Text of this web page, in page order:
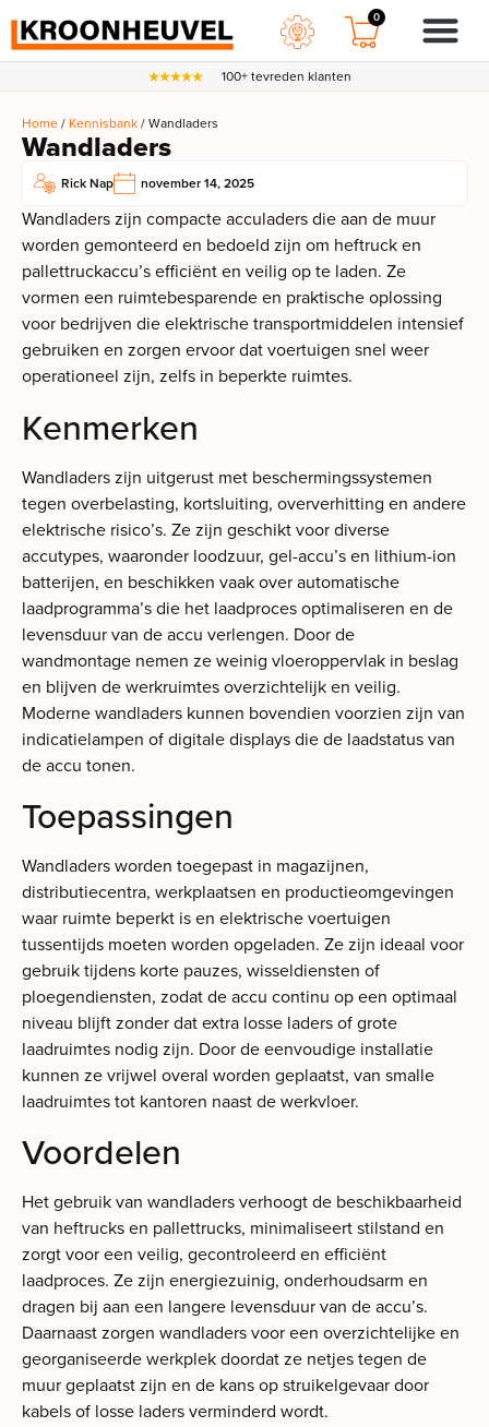
0
100+ tevreden klanten
Home/ Kennisbank/ Wandladers
Wandladers
Rick Nap november 14, 2025
Wandladers zijn compacte acculaders die aan de muur
worden gemonteerd en bedoeld zijn om heftruck en
pallettruckaccu’s efficiënt en veilig op te laden. Ze
vormen een ruimtebesparende en praktische oplossing
voor bedrijven die elektrische transportmiddelen intensief
gebruiken en zorgen ervoor dat voertuigen snel weer
operationeel zijn, zelfs in beperkte ruimtes.
Kenmerken
Wandladers zijn uitgerust met beschermingssystemen
tegen overbelasting, kortsluiting, oververhitting en andere
elektrische risico’s. Ze zijn geschikt voor diverse
accutypes, waaronder loodzuur, gel-accu’s en lithium-ion
batterijen, en beschikken vaak over automatische
laadprogramma’s die het laadproces optimaliseren en de
levensduur van de accu verlengen. Door de
wandmontage nemen ze weinig vloeroppervlak in beslag
en blijven de werkruimtes overzichtelijk en veilig.
Moderne wandladers kunnen bovendien voorzien zijn van
indicatielampen of digitale displays die de laadstatus van
de accu tonen.
Toepassingen
Wandladers worden toegepast in magazijnen,
distributiecentra, werkplaatsen en productieomgevingen
waar ruimte beperkt is en elektrische voertuigen
tussentijds moeten worden opgeladen. Ze zijn ideaal voor
gebruik tijdens korte pauzes, wisseldiensten of
ploegendiensten, zodat de accu continu op een optimaal
niveau blijft zonder dat extra losse laders of grote
laadruimtes nodig zijn. Door de eenvoudige installatie
kunnen ze vrijwel overal worden geplaatst, van smalle
laadruimtes tot kantoren naast de werkvloer.
Voordelen
Het gebruik van wandladers verhoogt de beschikbaarheid
van heftrucks en pallettrucks, minimaliseert stilstand en
zorgt voor een veilig, gecontroleerd en efficiënt
laadproces. Ze zijn energiezuinig, onderhoudsarm en
dragen bij aan een langere levensduur van de accu’s.
Daarnaast zorgen wandladers voor een overzichtelijke en
georganiseerde werkplek doordat ze netjes tegen de
muur geplaatst zijn en de kans op struikelgevaar door
kabels of losse laders verminderd wordt.